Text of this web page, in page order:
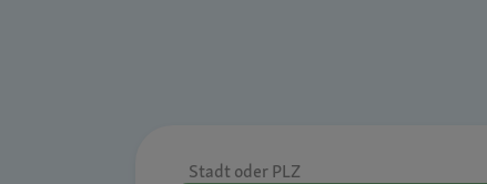
Stadt oder PLZ